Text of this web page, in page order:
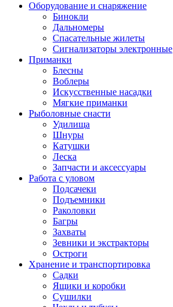
Оборудование и снаряжение
Бинокли
Дальномеры
Спасательные жилеты
Сигнализаторы электронные
Приманки
Блесны
Воблеры
Искусственные насадки
Мягкие приманки
Рыболовные снасти
Удилища
Шнуры
Катушки
Леска
Запчасти и аксессуары
Работа с уловом
Подсачеки
Подъемники
Раколовки
Багры
Захваты
Зевники и экстракторы
Остроги
Хранение и транспортировка
Садки
Ящики и коробки
Сушилки